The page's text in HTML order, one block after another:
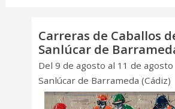
Carreras de Caballos
Sanlúcar de
Del 9 de agosto al 11 de agosto
Sanlúcar de Barrameda (Cádiz)